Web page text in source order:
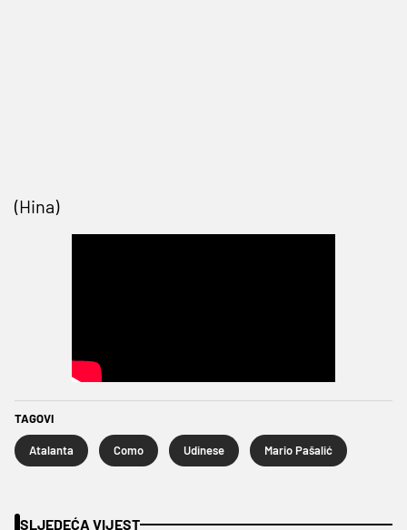
(Hina)
TAGOVI
Atalanta Como Udinese Mario Pašalić
SLJEDEĆA VIJEST